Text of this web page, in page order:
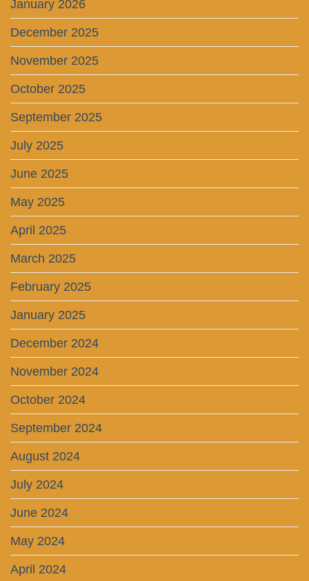
January 2026
December 2025
November 2025
October 2025
September 2025
July 2025
June 2025
May 2025
April 2025
March 2025
February 2025
January 2025
December 2024
November 2024
October 2024
September 2024
August 2024
July 2024
June 2024
May 2024
April 2024